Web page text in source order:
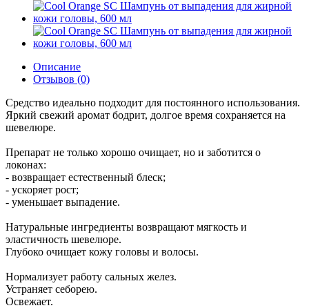
Описание
Отзывов (0)
Средство идеально подходит для постоянного использования.
Яркий свежий аромат бодрит, долгое время сохраняется на
шевелюре.
Препарат не только хорошо очищает, но и заботится о
локонах:
- возвращает естественный блеск;
- ускоряет рост;
- уменьшает выпадение.
Натуральные ингредиенты возвращают мягкость и
эластичность шевелюре.
Глубоко очищает кожу головы и волосы.
Нормализует работу сальных желез.
Устраняет себорею.
Освежает.